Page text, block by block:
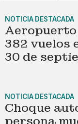
NOTICIA DESTACADA
382 vuelos
30 de
NOTICIA DESTACADA
Choque
persona